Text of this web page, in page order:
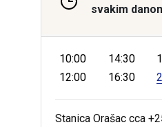
svakim
10:00
12:00
14:30
16:30
Stanica Orašac cca